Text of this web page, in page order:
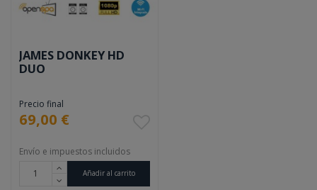
JAMES DONKEY HD
DUO
Precio final
69,00 €
Envío e impuestos incluidos
Añadir al carrito